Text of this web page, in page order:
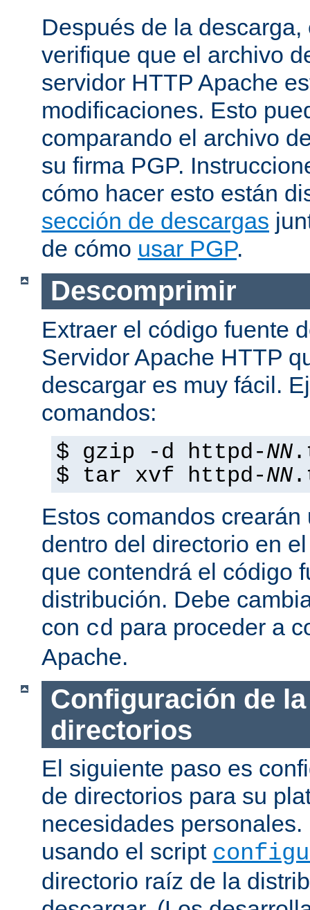
Después de la
verifique que el archivo
servidor HTTP Apache
modificaciones. Esto
comparando el archivo
su firma PGP.
cómo hacer esto están
sección de descargas
de cómo usar PGP.
Descomprimir
Extraer el código fuente
Servidor Apache HTTP
descargar es muy fácil.
comandos:
$ gzip -d httpd-NN
$ tar xvf httpd-NN
Estos comandos
dentro del directorio en
que contendrá el código
distribución. Debe
con cd para proceder a
Apache.
Configuración de
directorios
El siguiente paso es
de directorios para su
necesidades
usando el script
directorio raíz de la